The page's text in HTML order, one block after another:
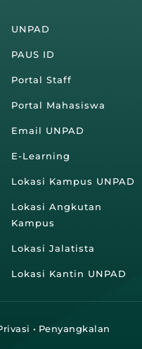
UNPAD
PAUS ID
Portal Staff
Portal Mahasiswa
Email UNPAD
E-Learning
Lokasi Kampus UNPAD
Lokasi Angkutan
Kampus
Lokasi Jalatista
Lokasi Kantin UNPAD
• Penyangkalan